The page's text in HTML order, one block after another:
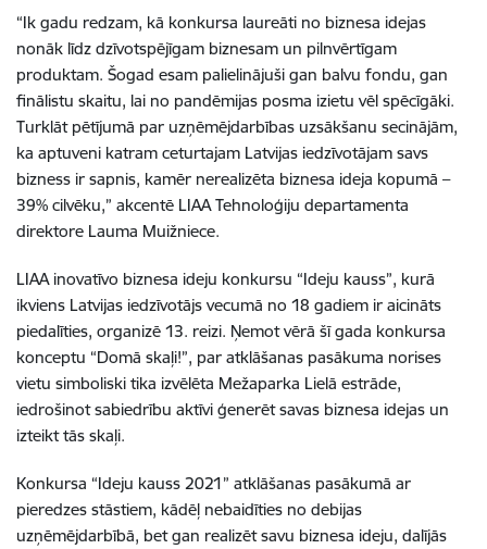
“Ik gadu redzam, kā konkursa laureāti no biznesa idejas
nonāk līdz dzīvotspējīgam biznesam un pilnvērtīgam
produktam. Šogad esam palielinājuši gan balvu fondu, gan
finālistu skaitu, lai no pandēmijas posma izietu vēl spēcīgāki.
Turklāt pētījumā par uzņēmējdarbības uzsākšanu secinājām,
ka aptuveni katram ceturtajam Latvijas iedzīvotājam savs
bizness ir sapnis, kamēr nerealizēta biznesa ideja kopumā –
39% cilvēku,” akcentē LIAA Tehnoloģiju departamenta
direktore Lauma Muižniece.
LIAA inovatīvo biznesa ideju konkursu “Ideju kauss”, kurā
ikviens Latvijas iedzīvotājs vecumā no 18 gadiem ir aicināts
piedalīties, organizē 13. reizi. Ņemot vērā šī gada konkursa
konceptu “Domā skaļi!”, par atklāšanas pasākuma norises
vietu simboliski tika izvēlēta Mežaparka Lielā estrāde,
iedrošinot sabiedrību aktīvi ģenerēt savas biznesa idejas un
izteikt tās skaļi.
Konkursa “Ideju kauss 2021” atklāšanas pasākumā ar
pieredzes stāstiem, kādēļ nebaidīties no debijas
uzņēmējdarbībā, bet gan realizēt savu biznesa ideju, dalījās